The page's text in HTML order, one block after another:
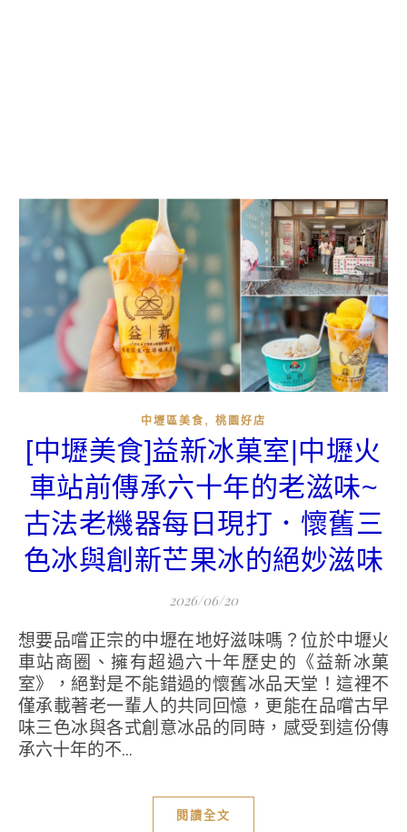
中壢區美食 , 桃園好店
[中壢美食]益新冰菓室|中壢火
車站前傳承六十年的老滋味~
古法老機器每日現打．懷舊三
色冰與創新芒果冰的絕妙滋味
2026/06/20
想要品嚐正宗的中壢在地好滋味嗎？位於中壢火
車站商圈、擁有超過六十年歷史的《益新冰菓
室》，絕對是不能錯過的懷舊冰品天堂！這裡不
僅承載著老一輩人的共同回憶，更能在品嚐古早
味三色冰與各式創意冰品的同時，感受到這份傳
承六十年的不...
閱讀全文